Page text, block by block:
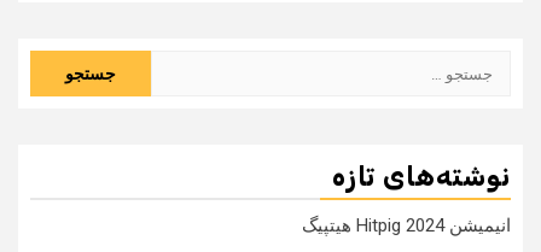
نوشته‌های تازه
انیمیشن Hitpig 2024 هیتپیگ